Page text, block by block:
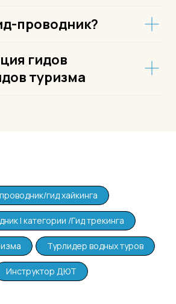
проводник?
гидов
туризма
гид хайкинга
I категории /Гид трекинга
Турлидер водных туров
Инструктор ДЮТ